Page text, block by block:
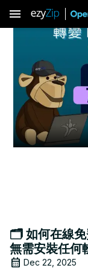
menu
🗂️ 如何在線免
無需安裝任
Dec 22, 2025